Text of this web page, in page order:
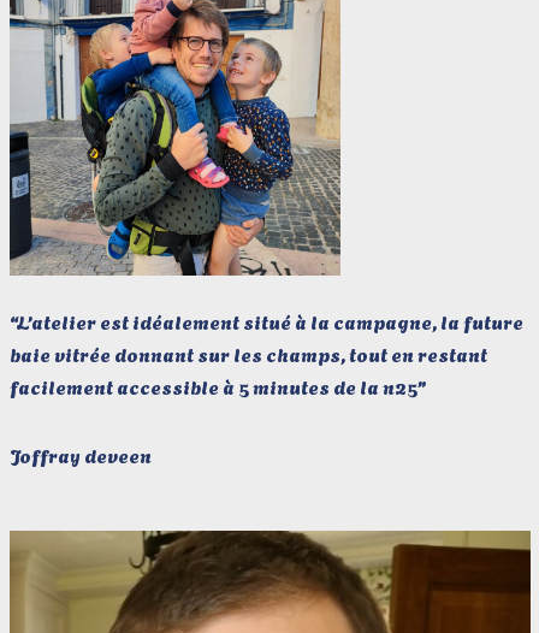
“L’atelier est idéalement situé à la campagne, la future
baie vitrée donnant sur les champs, tout en restant
facilement accessible à 5 minutes de la n25”
Joffray deveen